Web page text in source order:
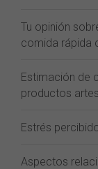
Tu opinión
comida rápida
Estimación de
productos
Estrés
Aspectos